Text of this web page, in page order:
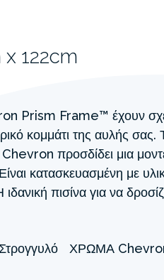
122cm
Prism Frame™ έχουν
κομμάτι της αυλής σας.
προσδίδει μια
κατασκευασμένη με
πισίνα για να
Στρογγυλό ΧΡΏΜΑ